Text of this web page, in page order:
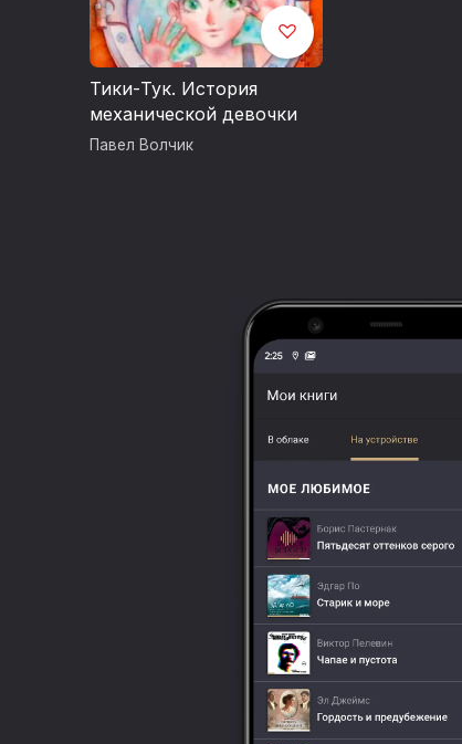
Тики-Тук. История
механической девочки
Павел Волчик